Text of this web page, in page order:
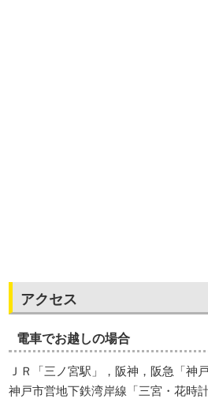
アクセス
電車でお越しの場合
ＪＲ「三ノ宮駅」，阪神，阪急「神
神戸市営地下鉄湾岸線「三宮・花時